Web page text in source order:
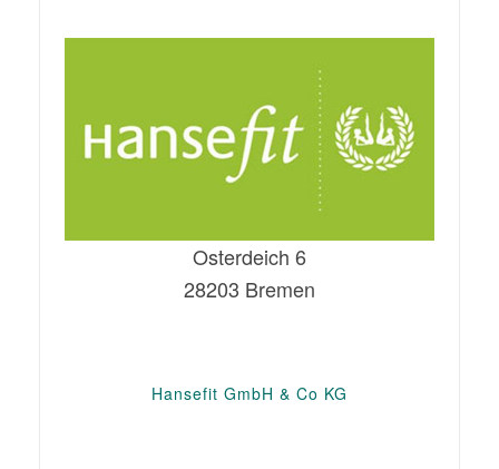
Osterdeich 6
28203 Bremen
Hansefit GmbH & Co KG